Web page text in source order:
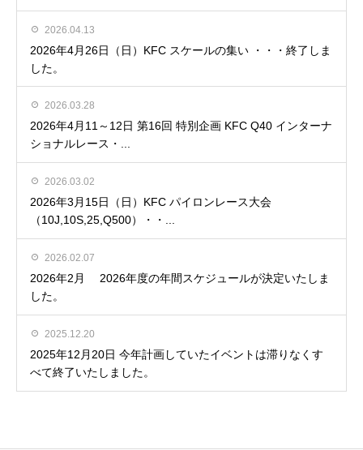
2026.04.13
2026年4月26日（日）KFC スケールの集い ・・・終了しま
した。
2026.03.28
2026年4月11～12日 第16回 特別企画 KFC Q40 インターナ
ショナルレース・...
2026.03.02
2026年3月15日（日）KFC パイロンレース大会
（10J,10S,25,Q500）・・...
2026.02.07
2026年2月 2026年度の年間スケジュールが決定いたしま
した。
2025.12.20
2025年12月20日 今年計画していたイベントは滞りなくす
べて終了いたしました。